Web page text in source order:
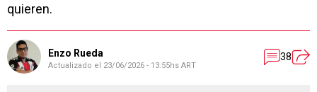
quieren.
Enzo Rueda
Actualizado el 23/06/2026 - 13:55hs ART
38